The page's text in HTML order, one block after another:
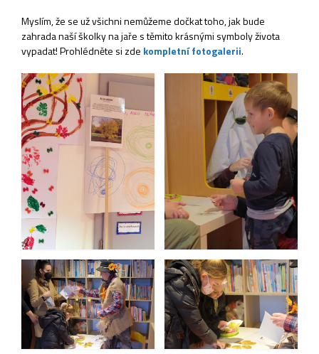
Myslím, že se už všichni nemůžeme dočkat toho, jak bude
zahrada naší školky na jaře s těmito krásnými symboly života
vypadat! Prohlédněte si zde kompletní fotogalerii.